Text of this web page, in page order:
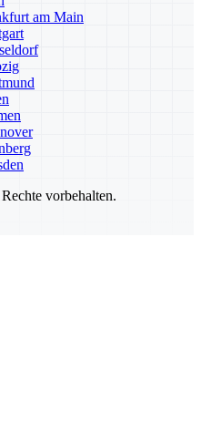
am Main
vorbehalten.